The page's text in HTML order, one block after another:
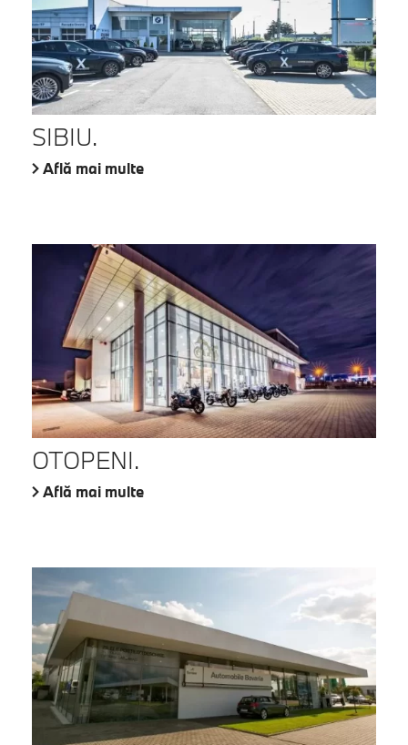
SIBIU.
Află mai multe
OTOPENI.
Află mai multe